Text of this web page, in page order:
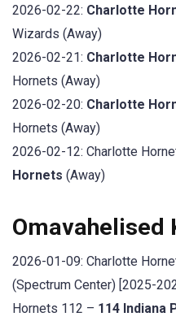
2026-02-22: Charlotte
Wizards (Away)
2026-02-21: Charlotte
Hornets (Away)
2026-02-20: Charlotte
Hornets (Away)
2026-02-12: Charlotte
Hornets (Away)
Omavahelised
2026-01-09: Charlotte
(Spectrum Center) [2025-
Hornets 112 – 114 Indiana